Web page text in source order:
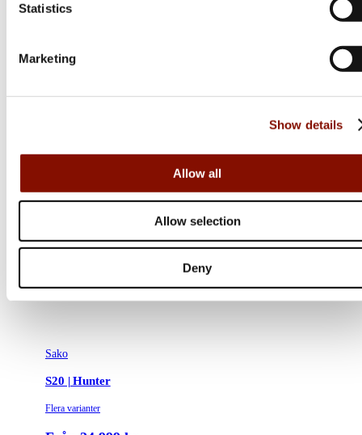
Statistics
Marketing
Show details
Allow all
Allow selection
Deny
Sako
S20 | Hunter
Flera varianter